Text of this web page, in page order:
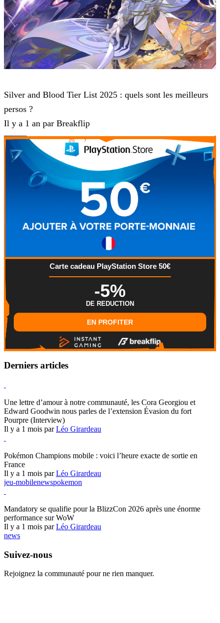
Silver and Blood Tier List 2025 : quels sont les meilleurs
persos ?
Il y a 1 an par Breakflip
Carte cadeau PlayStation Store 50€
-5%
DE REDUCTION
EN PROFITER
Derniers articles
Une lettre d’amour à notre communauté, les Cora Georgiou et
Edward Goodwin nous parles de l’extension Évasion du fort
Pourpre (Interview)
Il y a 1 mois parLéo Girardeau
Pokémon Champions mobile : voici l’heure exacte de sortie en
France
Il y a 1 mois parLéo Girardeau
jeu-mobilenewspokemon
Mandatory se qualifie pour la BlizzCon 2026 après une énorme
performance sur WoW
Il y a 1 mois parLéo Girardeau
news
Suivez-nous
Rejoignez la communauté pour ne rien manquer.